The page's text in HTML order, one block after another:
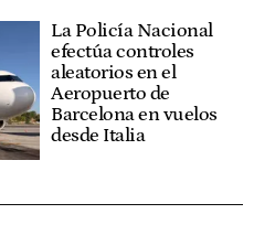
La Policía Nacional
efectúa controles
aleatorios en el
Aeropuerto de
Barcelona en vuelos
desde Italia